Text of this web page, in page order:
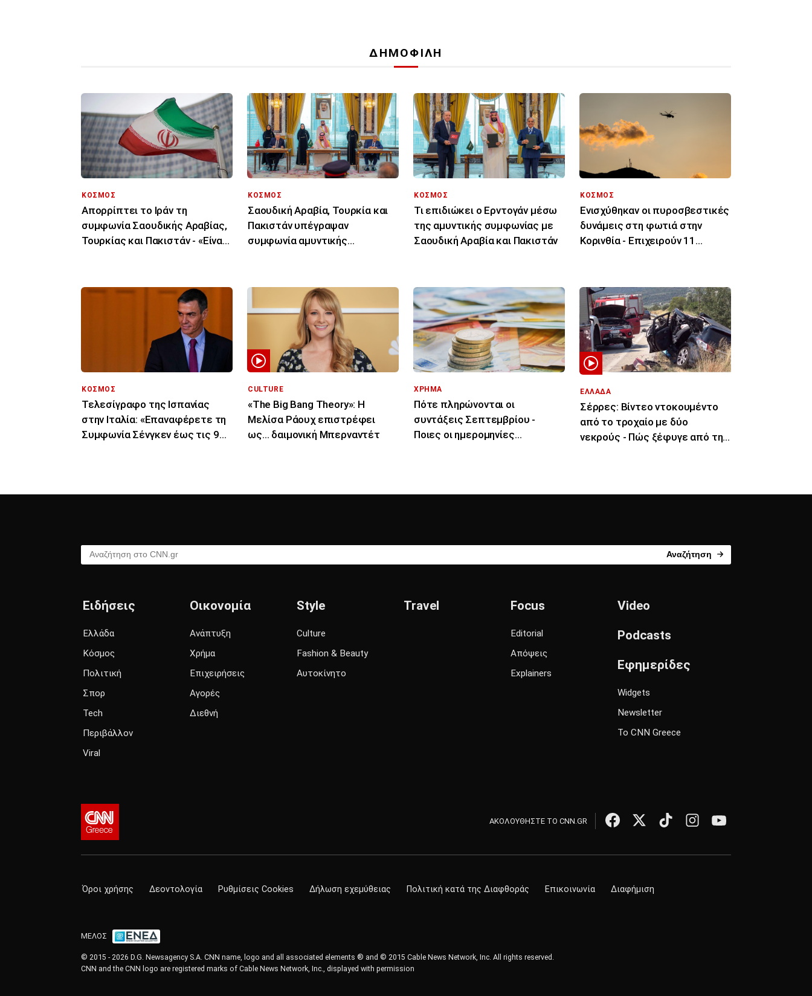
ΔΗΜΟΦΙΛΗ
ΚΟΣΜΟΣ
Απορρίπτει το Ιράν τη
συμφωνία Σαουδικής Αραβίας,
Τουρκίας και Πακιστάν - «Είναι
ΚΟΣΜΟΣ
Σαουδική Αραβία, Τουρκία και
Πακιστάν υπέγραψαν
συμφωνία αμυντικής
ΚΟΣΜΟΣ
Τι επιδιώκει ο Ερντογάν μέσω
της αμυντικής συμφωνίας με
Σαουδική Αραβία και Πακιστάν
ΚΟΣΜΟΣ
Ενισχύθηκαν οι πυροσβεστικές
δυνάμεις στη φωτιά στην
Κορινθία - Επιχειρούν 11
ΚΟΣΜΟΣ
Τελεσίγραφο της Ισπανίας
στην Ιταλία: «Επαναφέρετε τη
Συμφωνία Σένγκεν έως τις 9
CULTURE
«The Big Bang Theory»: Η
Μελίσα Ράουχ επιστρέφει
ως… δαιμονική Μπερναντέτ
ΧΡΗΜΑ
Πότε πληρώνονται οι
συντάξεις Σεπτεμβρίου -
Ποιες οι ημερομηνίες
ΕΛΛΑΔΑ
Σέρρες: Βίντεο ντοκουμέντο
από το τροχαίο με δύο
νεκρούς - Πώς ξέφυγε από την
Αναζήτηση στο CNN.gr Αναζήτηση
Ειδήσεις
Ελλάδα
Κόσμος
Πολιτική
Σπορ
Tech
Περιβάλλον
Viral
Οικονομία
Ανάπτυξη
Χρήμα
Επιχειρήσεις
Αγορές
Διεθνή
Style
Culture
Fashion & Beauty
Αυτοκίνητο
Travel Focus
Editorial
Απόψεις
Explainers
Video
Podcasts
Εφημερίδες
Widgets
Newsletter
Το CNN Greece
ΑΚΟΛΟΥΘΗΣΤΕ ΤΟ CNN.GR
Όροι χρήσης Δεοντολογία Ρυθμίσεις Cookies Δήλωση εχεμύθειας Πολιτική κατά της Διαφθοράς Επικοινωνία Διαφήμιση
ΜΕΛΟΣ
© 2015 - 2026 D.G. Newsagency S.A. CNN name, logo and all associated elements ® and © 2015 Cable News Network, Inc. All rights reserved.
CNN and the CNN logo are registered marks of Cable News Network, Inc., displayed with permission